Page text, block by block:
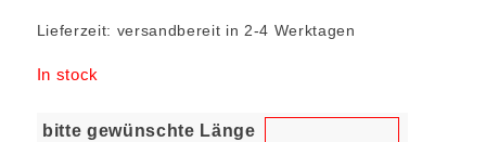
Lieferzeit: versandbereit in 2-4 Werktagen
In stock
bitte gewünschte Länge